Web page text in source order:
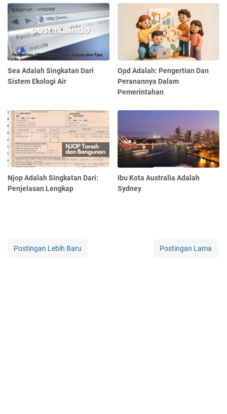
Sea Adalah Singkatan Dari
Sistem Ekologi Air
Opd Adalah: Pengertian Dan
Peranannya Dalam
Pemerintahan
Njop Adalah Singkatan Dari:
Penjelasan Lengkap
Ibu Kota Australia Adalah
Sydney
Postingan Lebih Baru Postingan Lama